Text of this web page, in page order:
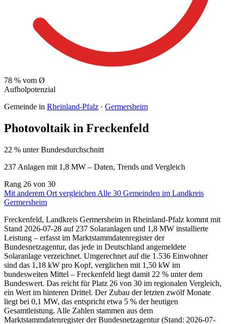
78 % vom Ø
Aufholpotenzial
Gemeinde in Rheinland-Pfalz · Germersheim
Photovoltaik in Freckenfeld
22 % unter Bundesdurchschnitt
237 Anlagen mit 1,8 MW – Daten, Trends und Vergleich
Rang 26 von 30
Mit anderem Ort vergleichen Alle 30 Gemeinden im Landkreis
Germersheim
Freckenfeld, Landkreis Germersheim in Rheinland-Pfalz kommt mit
Stand 2026-07-28 auf 237 Solaranlagen und 1,8 MW installierte
Leistung – erfasst im Marktstammdatenregister der
Bundesnetzagentur, das jede in Deutschland angemeldete
Solaranlage verzeichnet. Umgerechnet auf die 1.536 Einwohner
sind das 1,18 kW pro Kopf, verglichen mit 1,50 kW im
bundesweiten Mittel – Freckenfeld liegt damit 22 % unter dem
Bundeswert. Das reicht für Platz 26 von 30 im regionalen Vergleich,
ein Wert im hinteren Drittel. Der Zubau der letzten zwölf Monate
liegt bei 0,1 MW, das entspricht etwa 5 % der heutigen
Gesamtleistung. Alle Zahlen stammen aus dem
Marktstammdatenregister der Bundesnetzagentur (Stand: 2026-07-